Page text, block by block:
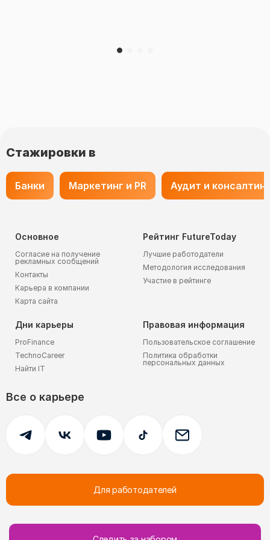
Стажировки в
Банки Маркетинг и PR Аудит и консалтинг
Для работодателей
Все права защищены.
Все о карьере
Основное
Согласие на получение
рекламных сообщений
Контакты
Карьера в компании
Карта сайта
Рейтинг FutureToday
Лучшие работодатели
Методология исследования
Участие в рейтинге
Дни карьеры
ProFinance
TechnoCareer
Найти IT
Правовая информация
Пользовательское соглашение
Политика обработки
персональных данных